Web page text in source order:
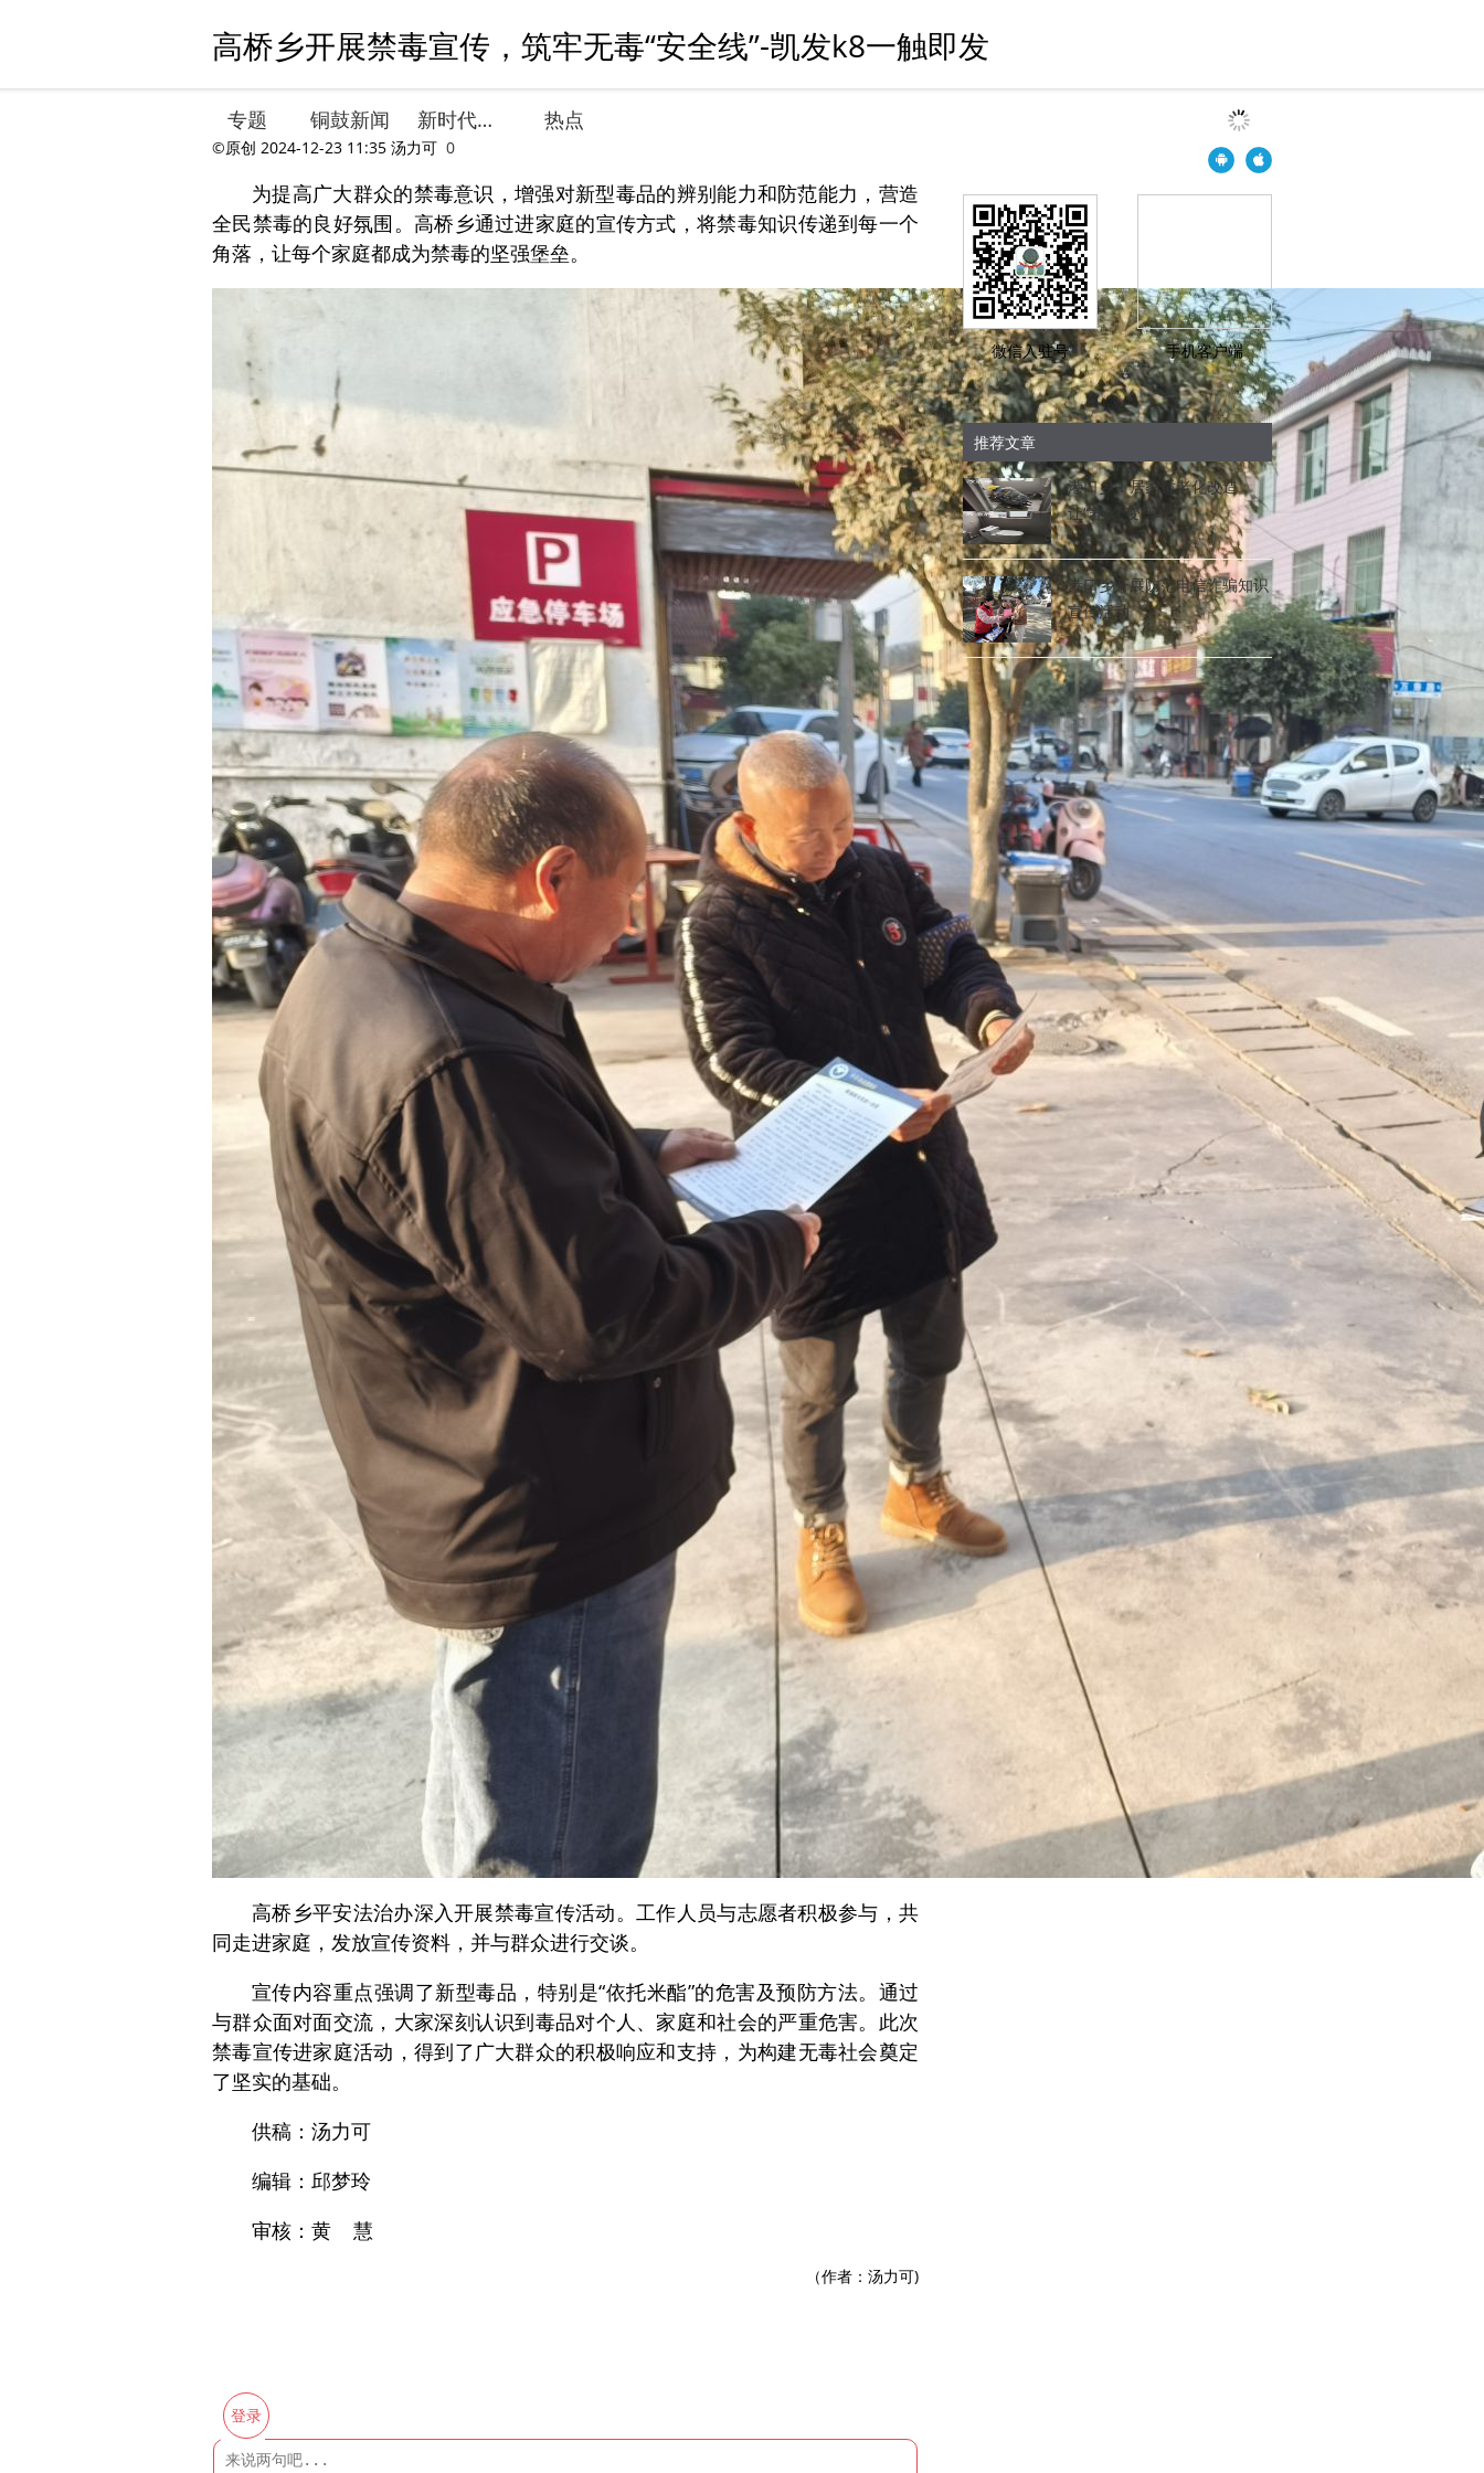
高桥乡开展禁毒宣传，筑牢无毒“安全线”-凯发k8一触即发
专题 铜鼓新闻 新时代文明实践 热点
©原创 2024-12-23 11:35 汤力可 0
为提高广大群众的禁毒意识，增强对新型毒品的辨别能力和防范能力，营造
全民禁毒的良好氛围。高桥乡通过进家庭的宣传方式，将禁毒知识传递到每一个
角落，让每个家庭都成为禁毒的坚强堡垒。
高桥乡平安法治办深入开展禁毒宣传活动。工作人员与志愿者积极参与，共
同走进家庭，发放宣传资料，并与群众进行交谈。
宣传内容重点强调了新型毒品，特别是“依托米酯”的危害及预防方法。通过
与群众面对面交流，大家深刻认识到毒品对个人、家庭和社会的严重危害。此次
禁毒宣传进家庭活动，得到了广大群众的积极响应和支持，为构建无毒社会奠定
了坚实的基础。
供稿：汤力可
编辑：邱梦玲
审核：黄 慧
（作者：汤力可)
登录
微信入驻号 手机客户端
推荐文章
港口乡：居家适老化改造，
让“养老”变“享老”
港口乡开展防范电信诈骗知识
宣传活动